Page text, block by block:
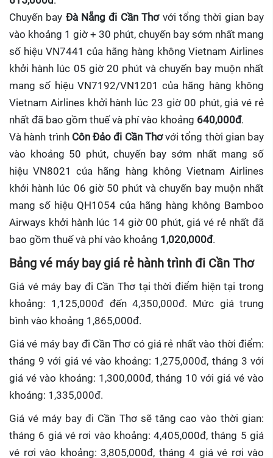
Chuyến bay Đà Nẵng đi Cần Thơvới tổng thời gian bay
vào khoảng 1 giờ + 30 phút, chuyến bay sớm nhất mang
số hiệu VN7441 của hãng hàng không Vietnam Airlines
khởi hành lúc 05 giờ 20 phút và chuyến bay muộn nhất
mang số hiệu VN7192/VN1201 của hãng hàng không
Vietnam Airlines khởi hành lúc 23 giờ 00 phút, giá vé rẻ
nhất đã bao gồm thuế và phí vào khoảng 640,000đ.
Và hành trình Côn Đảo đi Cần Thơvới tổng thời gian bay
vào khoảng 50 phút, chuyến bay sớm nhất mang số
hiệu VN8021 của hãng hàng không Vietnam Airlines
khởi hành lúc 06 giờ 50 phút và chuyến bay muộn nhất
mang số hiệu QH1054 của hãng hàng không Bamboo
Airways khởi hành lúc 14 giờ 00 phút, giá vé rẻ nhất đã
bao gồm thuế và phí vào khoảng 1,020,000đ.
Bảng vé máy bay giá rẻ hành trình đi Cần Thơ
Giá vé máy bay đi Cần Thơ tại thời điểm hiện tại trong
khoảng: 1,125,000đ đến 4,350,000đ. Mức giá trung
bình vào khoảng 1,865,000đ.
Giá vé máy bay đi Cần Thơ có giá rẻ nhất vào thời điểm:
tháng 9 với giá vé vào khoảng: 1,275,000đ, tháng 3 với
giá vé vào khoảng: 1,300,000đ, tháng 10 với giá vé vào
khoảng: 1,335,000đ.
Giá vé máy bay đi Cần Thơ sẽ tăng cao vào thời gian:
tháng 6 giá vé rơi vào khoảng: 4,405,000đ, tháng 5 giá
vé rơi vào khoảng: 3,805,000đ, tháng 4 giá vé rơi vào